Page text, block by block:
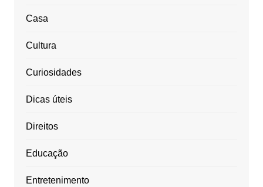
Casa
Cultura
Curiosidades
Dicas úteis
Direitos
Educação
Entretenimento